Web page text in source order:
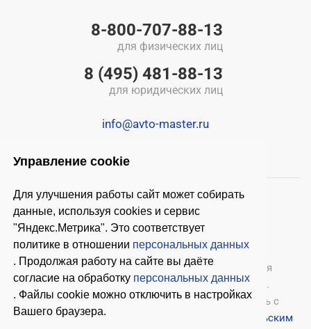
Управление cookie
Для улучшения работы сайт может собирать
данные, используя cookies и сервис
"Яндекс.Метрика". Это соответствует
политике в отношении персональных данных
. Продолжая работу на сайте вы даёте
согласие на обработку персональных данных
. Файлы cookie можно отключить в настройках
Вашего браузера.
8-800-707-88-13
для физических лиц
8 (495) 481-88-13
для юридических лиц
info@avto-master.ru
© 2026 ООО «Автомастер» — оборудование для
автосервиса, шиномонтажное оборудование.
Оставляя заявки на нашем сайте, ознакомьтесь с
Политикой конфиденциальности
Пользовательским